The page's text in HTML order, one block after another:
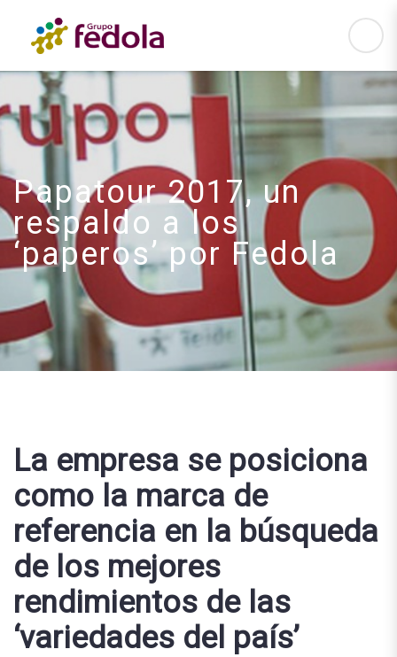
Papatour 2017, un
respaldo a los
‘paperos’ por Fedola
La empresa se posiciona
como la marca de
referencia en la búsqueda
de los mejores
rendimientos de las
‘variedades del país’